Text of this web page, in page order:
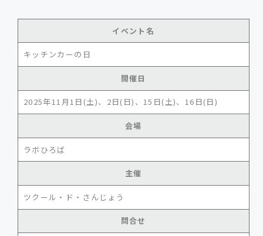
イベント名
キッチンカーの日
開催日
2025年11月1日(土)、2日(日)、15日(土)、16日(日)
会場
ラボひろば
主催
ツクール・ド・さんじょう
問合せ